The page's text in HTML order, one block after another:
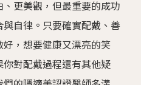
更美觀，但最重要的成功
自律。只要確實配戴、善
，想要健康又漂亮的笑
對配戴過程還有其他疑